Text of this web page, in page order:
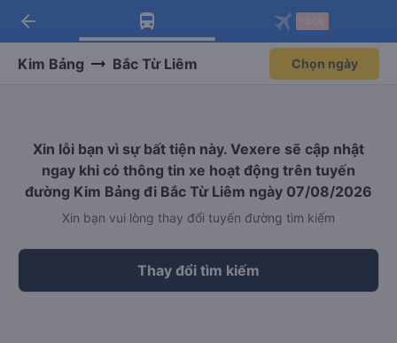
Tải app Vexere ngay!
Nhận ưu đãi thành viên độc
Mở app
Tải app Vexere
-30k/ghế khi đặt vé máy bay qua
Mở app
arrow_back
Kim Bảng Bắc Từ Liêm Chọn ngày
Xin lỗi bạn vì sự bất tiện này. Vexere sẽ cập nhật
ngay khi có thông tin xe hoạt động trên tuyến
đường Kim Bảng đi Bắc Từ Liêm ngày 07/08/2026
Xin bạn vui lòng thay đổi tuyến đường tìm kiếm
Thay đổi tìm kiếm